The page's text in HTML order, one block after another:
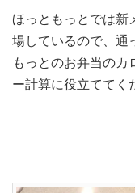
ほっともっとでは新
場しているので、通
もっとのお弁当のカ
ー計算に役立ててく